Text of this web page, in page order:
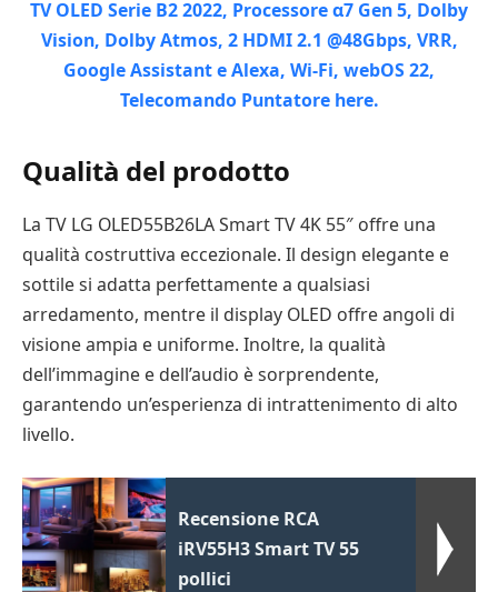
Qualità del prodotto
La TV LG OLED55B26LA Smart TV 4K 55″ offre una
qualità costruttiva eccezionale. Il design elegante e
sottile si adatta perfettamente a qualsiasi
arredamento, mentre il display OLED offre angoli di
visione ampia e uniforme. Inoltre, la qualità
dell’immagine e dell’audio è sorprendente,
garantendo un’esperienza di intrattenimento di alto
livello.
Recensione RCA
iRV55H3 Smart TV 55
pollici